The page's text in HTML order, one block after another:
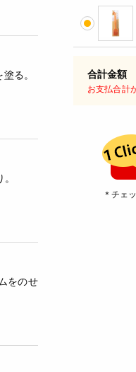
合計金額
お支払合計
＊チェ
る。
をのせ